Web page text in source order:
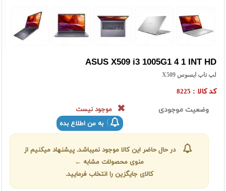
ASUS X509 i3 1005G1 4 1 INT HD
لپ تاپ ایسوس X509
کد کالا : 8225
وضعیت موجودی
موجود نیست
به من اطلاع بده
در حال حاضر این کالا موجود نمیباشد. پیشنهاد میکنیم از
منوی محصولات مشابه ←
کالای جایگزین را انتخاب فرمایید.